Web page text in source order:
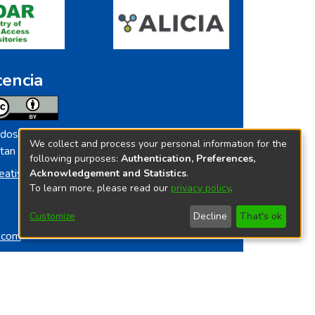
los contenidos de repositorio.ins.gob.pe
licenciados bajo
Commoms License
We collect and process your personal information for the
following purposes: Authentication, Preferences,
Acknowledgement and Statistics.
To learn more, please read our privacy policy.
Customize Decline That's ok